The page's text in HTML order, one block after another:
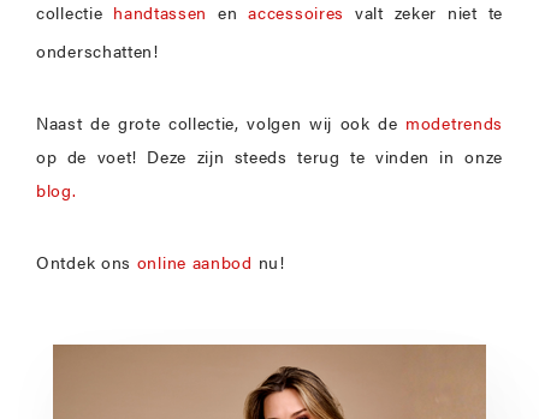
collectie handtassen enaccessoires valt zeker niet te
onderschatten!
Naast de grote collectie, volgen wij ook de modetrends
op de voet! Deze zijn steeds terug te vinden in onze
blog.
Ontdek ons online aanbod nu!